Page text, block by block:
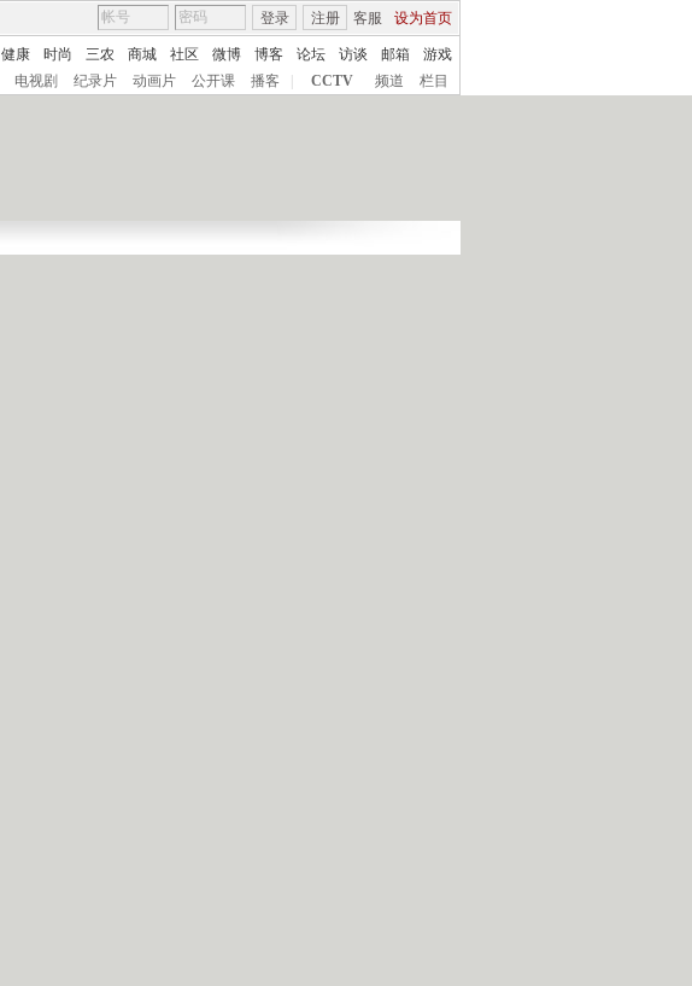
客服 设为首页
登录 注册
健康 时尚 三农 商城 社区 微博 博客 论坛 访谈 邮箱
游戏
电视剧 纪录片 动画片 公开课 播客 CCTV 频道 栏目